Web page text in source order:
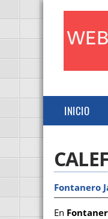
INICIO
Fontanero
En